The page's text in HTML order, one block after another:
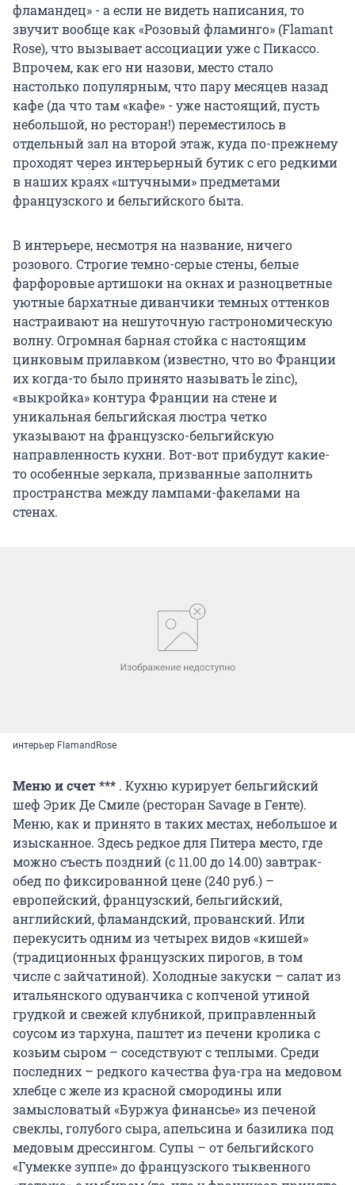
фламандец» - а если не видеть написания, то
звучит вообще как «Розовый фламинго» (Flamant
Rose), что вызывает ассоциации уже с Пикассо.
Впрочем, как его ни назови, место стало
настолько популярным, что пару месяцев назад
кафе (да что там «кафе» - уже настоящий, пусть
небольшой, но ресторан!) переместилось в
отдельный зал на второй этаж, куда по-прежнему
проходят через интерьерный бутик с его редкими
в наших краях «штучными» предметами
французского и бельгийского быта.
В интерьере, несмотря на название, ничего
розового. Строгие темно-серые стены, белые
фарфоровые артишоки на окнах и разноцветные
уютные бархатные диванчики темных оттенков
настраивают на нешуточную гастрономическую
волну. Огромная барная стойка с настоящим
цинковым прилавком (известно, что во Франции
их когда-то было принято называть le zinc),
«выкройка» контура Франции на стене и
уникальная бельгийская люстра четко
указывают на французско-бельгийскую
направленность кухни. Вот-вот прибудут какие-
то особенные зеркала, призванные заполнить
пространства между лампами-факелами на
стенах.
интерьер FlamandRose
Меню и счет *** . Кухню курирует бельгийский
шеф Эрик Де Смиле (ресторан Savage в Генте).
Меню, как и принято в таких местах, небольшое и
изысканное. Здесь редкое для Питера место, где
можно съесть поздний (с 11.00 до 14.00) завтрак-
обед по фиксированной цене (240 руб.) –
европейский, французский, бельгийский,
английский, фламандский, прованский. Или
перекусить одним из четырех видов «кишей»
(традиционных французских пирогов, в том
числе с зайчатиной). Холодные закуски – салат из
итальянского одуванчика с копченой утиной
грудкой и свежей клубникой, приправленный
соусом из тархуна, паштет из печени кролика с
козьим сыром – соседствуют с теплыми. Среди
последних – редкого качества фуа-гра на медовом
хлебце с желе из красной смородины или
замысловатый «Буржуа финансье» из печеной
свеклы, голубого сыра, апельсина и базилика под
медовым дрессингом. Супы – от бельгийского
«Гумекке зуппе» до французского тыквенного